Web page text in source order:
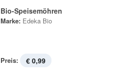
Bio-Speisemöhren
Marke: Edeka Bio
Preis: € 0,99